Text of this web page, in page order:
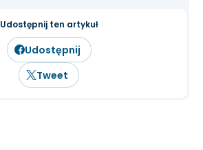
Udostępnij ten artykuł
Udostępnij
Tweet